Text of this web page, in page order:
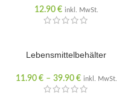
12.90 € inkl. MwSt.
Lebensmittelbehälter
11.90 € – 39.90 € inkl. MwSt.